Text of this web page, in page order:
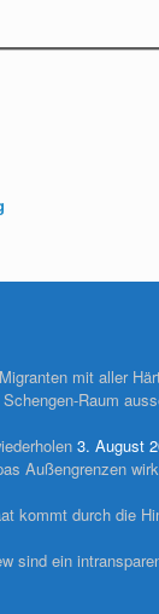
mit aller
Raum
3. August
Außengrenzen
kommt durch die
sind ein